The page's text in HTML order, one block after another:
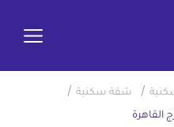
/ شقة سكنية /